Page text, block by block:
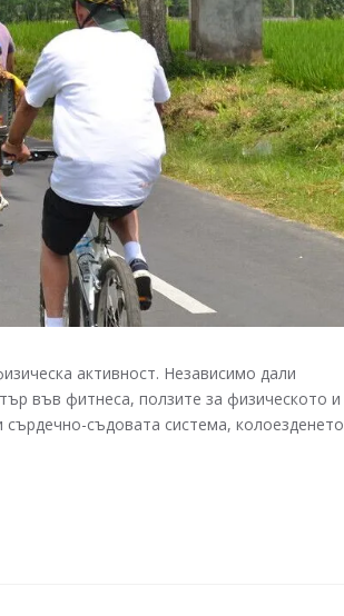
активност. Независимо дали
във фитнеса, ползите за физическото и
съдовата система, колоезденето